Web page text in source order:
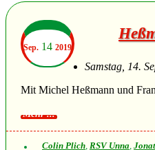
Sep. 14 2019
Samstag, 14.
Mit Michel Heßmann und
Colin Plich, RSV Unna,